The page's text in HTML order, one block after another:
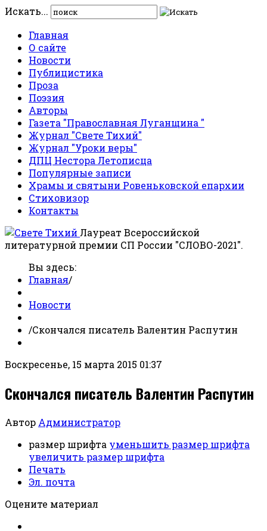
Искать...
Главная
О сайте
Новости
Публицистика
Проза
Поэзия
Авторы
Газета "Православная Луганщина "
Журнал "Свете Тихий"
Журнал "Уроки веры"
ДПЦ Нестора Летописца
Популярные записи
Храмы и святыни Ровеньковской епархии
Стиховизор
Контакты
Лауреат Всероссийской
литературной премии СП России "СЛОВО-2021".
Вы здесь:
Главная/
Новости
/Скончался писатель Валентин Распутин
Воскресенье, 15 марта 2015 01:37
Скончался писатель Валентин Распутин
Автор Администратор
размер шрифта уменьшить размер шрифта
увеличить размер шрифта
Печать
Эл. почта
Оцените материал